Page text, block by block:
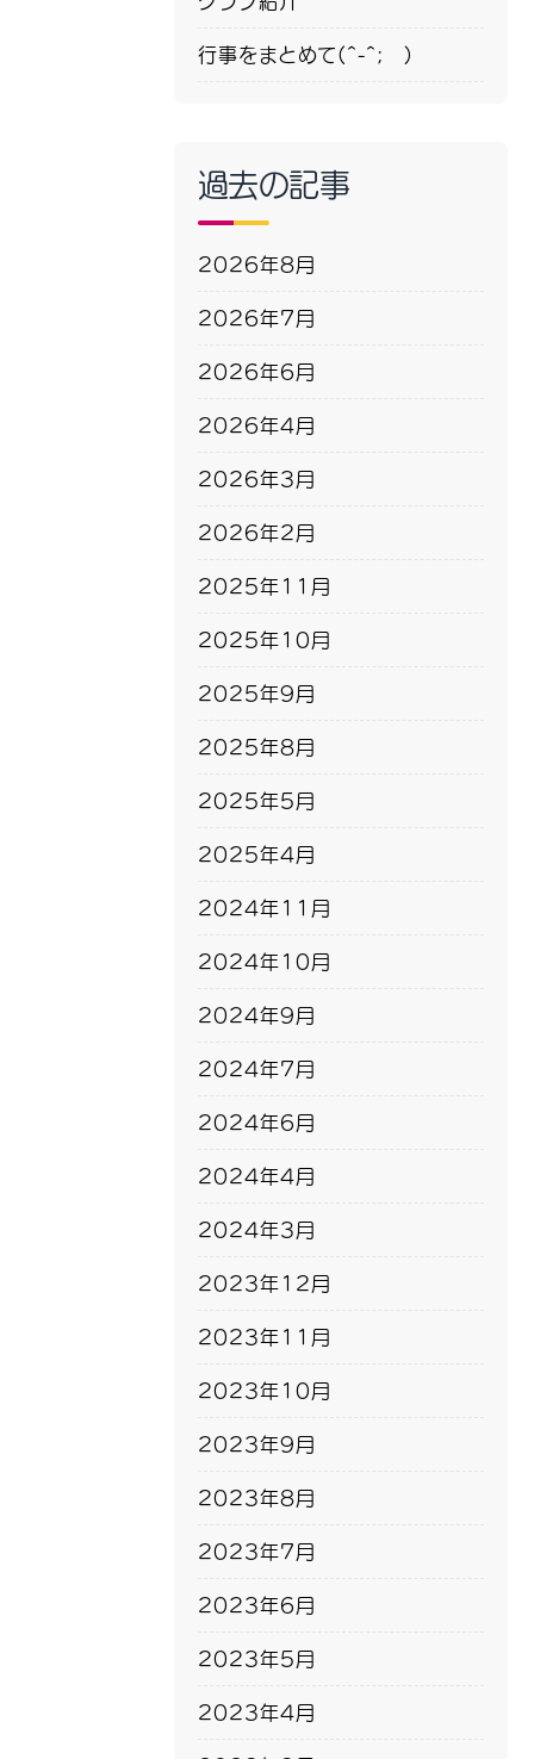
行事をまとめて(^-^; )
過去の記事
2026年8月
2026年7月
2026年6月
2026年4月
2026年3月
2026年2月
2025年11月
2025年10月
2025年9月
2025年8月
2025年5月
2025年4月
2024年11月
2024年10月
2024年9月
2024年7月
2024年6月
2024年4月
2024年3月
2023年12月
2023年11月
2023年10月
2023年9月
2023年8月
2023年7月
2023年6月
2023年5月
2023年4月